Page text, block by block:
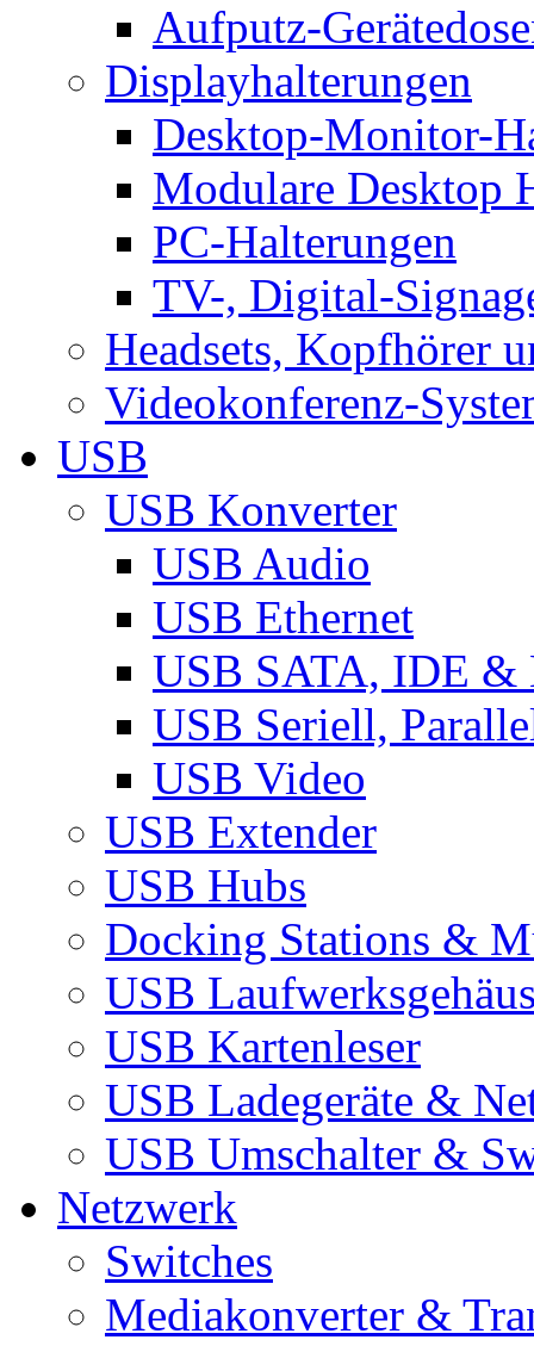
Aufputz-
Displayhalterungen
Desktop-Monitor-
Modulare Desktop
PC-Halterungen
TV-, Digital-
Headsets, Kopfhörer
Videokonferenz-
USB
USB Konverter
USB Audio
USB Ethernet
USB SATA, IDE &
USB Seriell,
USB Video
USB Extender
USB Hubs
Docking Stations &
USB
USB Kartenleser
USB Ladegeräte &
USB Umschalter &
Netzwerk
Switches
Mediakonverter &